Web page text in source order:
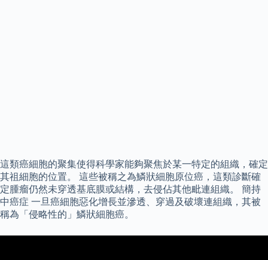
這類癌細胞的聚集使得科學家能夠聚焦於某一特定的組織，確定
其祖細胞的位置。 這些被稱之為鱗狀細胞原位癌，這類診斷確
定腫瘤仍然未穿透基底膜或結構，去侵佔其他毗連組織。 簡持
中癌症 一旦癌細胞惡化增長並滲透、穿過及破壞連組織，其被
稱為「侵略性的」鱗狀細胞癌。